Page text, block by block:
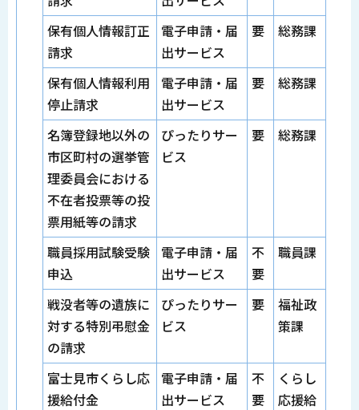
保有個人情報訂正
請求
電子申請・届
出サービス
要 総務課
保有個人情報利用
停止請求
電子申請・届
出サービス
要 総務課
名簿登録地以外の
市区町村の選挙管
理委員会における
不在者投票等の投
票用紙等の請求
ぴったりサー
ビス
要 総務課
職員採用試験受験
申込
電子申請・届
出サービス
不
要
職員課
戦没者等の遺族に
対する特別弔慰金
の請求
ぴったりサー
ビス
要
福祉政
策課
富士見市くらし応
援給付金
電子申請・届
出サービス
不
要
くらし
応援給